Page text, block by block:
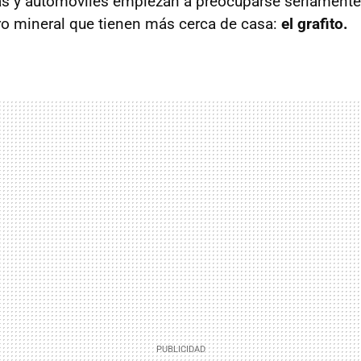
mineral que tienen más cerca de casa: el grafito.